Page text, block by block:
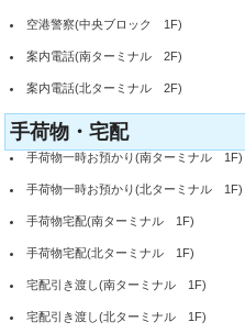
空港警察(中央ブロック 1F)
案内電話(南ターミナル 2F)
案内電話(北ターミナル 2F)
手荷物・宅配
手荷物一時お預かり(南ターミナル 1F)
手荷物一時お預かり(北ターミナル 1F)
手荷物宅配(南ターミナル 1F)
手荷物宅配(北ターミナル 1F)
宅配引き渡し(南ターミナル 1F)
宅配引き渡し(北ターミナル 1F)